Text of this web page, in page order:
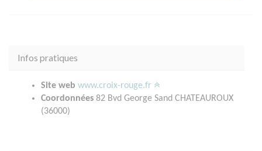
Infos pratiques
Site web www.croix-rouge.fr
Coordonnées 82 Bvd George Sand CHATEAUROUX
(36000)